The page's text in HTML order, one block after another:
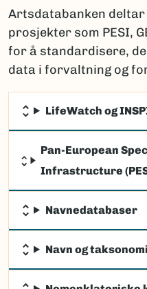
Artsdatabanken
prosjekter som PESI,
for å standardisere,
data i forvaltning og
LifeWatch og
Pan-European
Infrastructure
Navnedatabaser
Navn og taksonomi